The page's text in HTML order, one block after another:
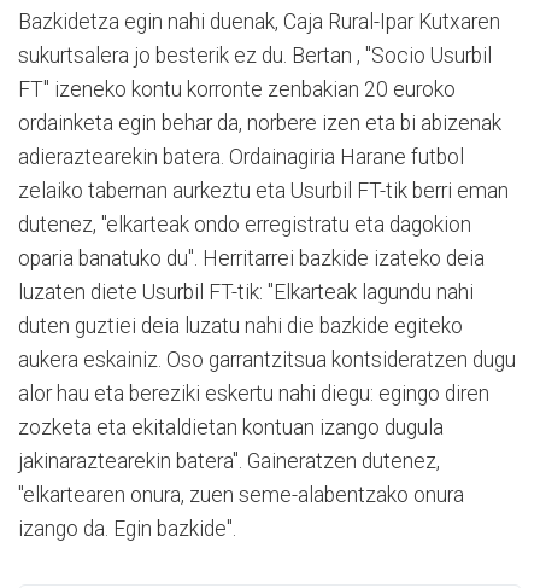
Bazkidetza egin nahi duenak, Caja Rural-Ipar Kutxaren
sukurtsalera jo besterik ez du. Bertan , "Socio Usurbil
FT" izeneko kontu korronte zenbakian 20 euroko
ordainketa egin behar da, norbere izen eta bi abizenak
adieraztearekin batera. Ordainagiria Harane futbol
zelaiko tabernan aurkeztu eta Usurbil FT-tik berri eman
dutenez, "elkarteak ondo erregistratu eta dagokion
oparia banatuko du". Herritarrei bazkide izateko deia
luzaten diete Usurbil FT-tik: "Elkarteak lagundu nahi
duten guztiei deia luzatu nahi die bazkide egiteko
aukera eskainiz. Oso garrantzitsua kontsideratzen dugu
alor hau eta bereziki eskertu nahi diegu: egingo diren
zozketa eta ekitaldietan kontuan izango dugula
jakinaraztearekin batera". Gaineratzen dutenez,
"elkartearen onura, zuen seme-alabentzako onura
izango da. Egin bazkide".